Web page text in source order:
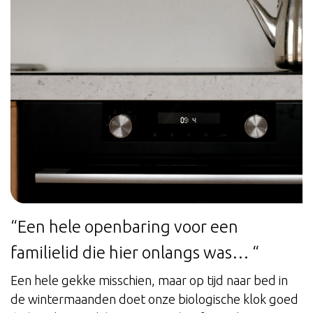
“Een hele openbaring voor een
familielid die hier onlangs was… “
Een hele gekke misschien, maar op tijd naar bed in
de wintermaanden doet onze biologische klok goed